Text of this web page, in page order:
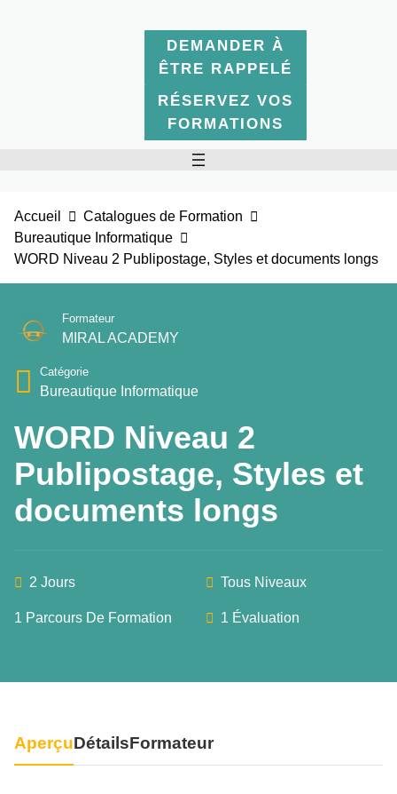
DEMANDER À
ÊTRE RAPPELÉ
RÉSERVEZ VOS
FORMATIONS
Accueil
Catalogues de Formation
Bureautique Informatique
WORD Niveau 2 Publipostage, Styles et documents longs
Formateur
MIRAL ACADEMY
Catégorie
Bureautique Informatique
WORD Niveau 2
Publipostage, Styles et
documents longs
2 Jours Tous Niveaux
1 Parcours De Formation 1 Évaluation
AperçuDétailsFormateur